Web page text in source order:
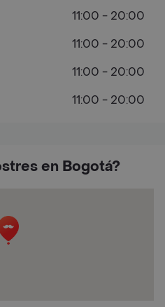
en Bogotá?
11:00 - 20:00
11:00 - 20:00
11:00 - 20:00
11:00 - 20:00